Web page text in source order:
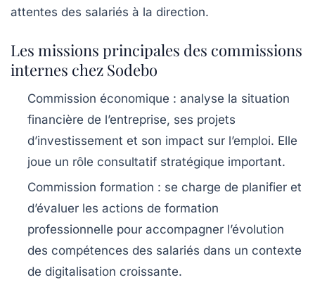
attentes des salariés à la direction.
Les missions principales des commissions
internes chez Sodebo
Commission économique : analyse la situation
financière de l’entreprise, ses projets
d’investissement et son impact sur l’emploi. Elle
joue un rôle consultatif stratégique important.
Commission formation : se charge de planifier et
d’évaluer les actions de formation
professionnelle pour accompagner l’évolution
des compétences des salariés dans un contexte
de digitalisation croissante.